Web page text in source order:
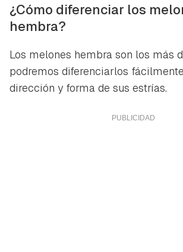
¿Cómo diferenciar los
hembra?
Los melones hembra son los más
podremos diferenciarlos
dirección y forma de sus estrías.